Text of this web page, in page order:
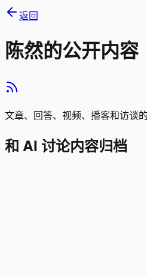
返回
陈然的公开内容
文章、回答、视频、播客和访谈
和 AI 讨论内容归档